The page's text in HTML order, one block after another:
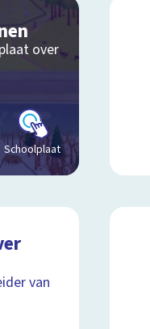
over
Schoolplaat
van